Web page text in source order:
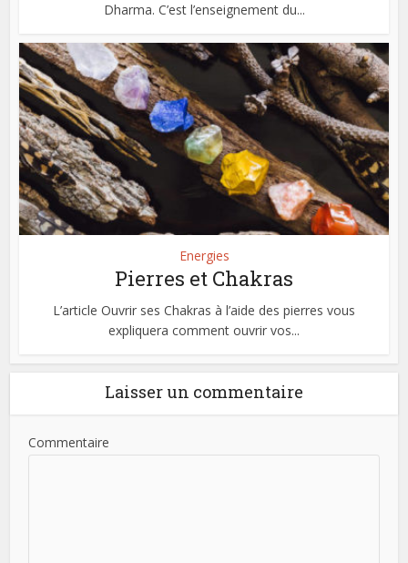
Dharma. C’est l’enseignement du...
Energies
Pierres et Chakras
L’article Ouvrir ses Chakras à l’aide des pierres vous
expliquera comment ouvrir vos...
Laisser un commentaire
Commentaire